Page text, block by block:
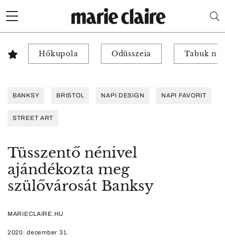
Hőkupola Odüsszeia Tabuk
BANKSY BRISTOL NAPI DESIGN NAPI FAVORIT
STREET ART
Tüsszentő nénivel
ajándékozta meg
szülővárosát Banksy
MARIECLAIRE.HU
2020. december 31.